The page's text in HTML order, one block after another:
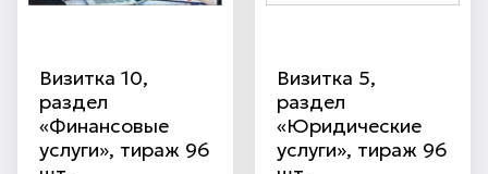
Визитка 10,
раздел
«Финансовые
услуги», тираж 96
Визитка 5,
раздел
«Юридические
услуги», тираж 96